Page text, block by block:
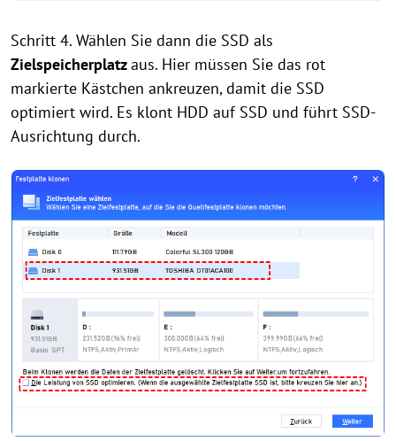
Schritt 4. Wählen Sie dann die SSD als
Zielspeicherplatzaus. Hier müssen Sie das rot
markierte Kästchen ankreuzen, damit die SSD
optimiert wird. Es klont HDD auf SSD und führt SSD-
Ausrichtung durch.